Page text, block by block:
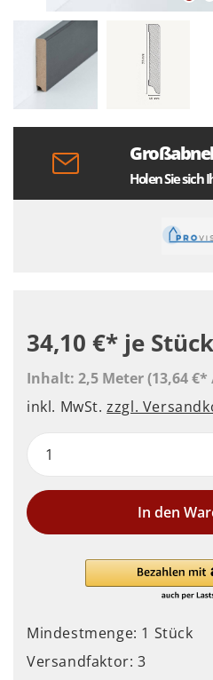
Holen Sie sich
34,10 €* je Stück
Inhalt: 2,5 Meter(13,64
inkl. MwSt.zzgl.
In den
Mindestmenge: 1 Stück
Versandfaktor: 3